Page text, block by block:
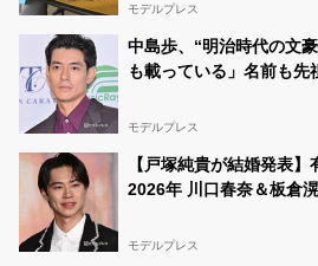
モデルプレス
中島歩、“明治時代の文
も載っている」名前も先
モデルプレス
【戸塚純貴が結婚発表
2026年 川口春奈＆板倉
モデルプレス